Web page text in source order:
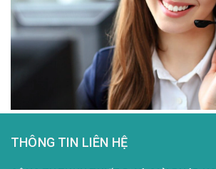
THÔNG TIN LIÊN HỆ